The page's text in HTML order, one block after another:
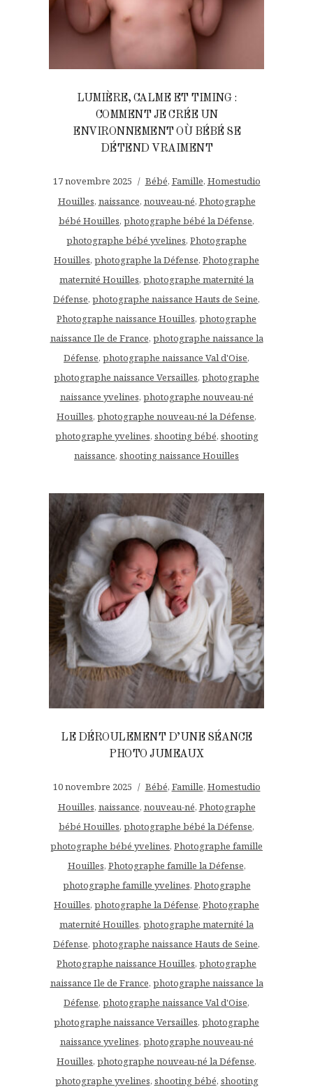
LUMIÈRE, CALME ET TIMING :
COMMENT JE CRÉE UN
ENVIRONNEMENT OÙ BÉBÉ SE
DÉTEND VRAIMENT
17 novembre 2025 Bébé, Famille, Homestudio
Houilles, naissance, nouveau-né, Photographe
bébé Houilles, photographe bébé la Défense,
photographe bébé yvelines, Photographe
Houilles, photographe la Défense, Photographe
maternité Houilles, photographe maternité la
Défense, photographe naissance Hauts de Seine,
Photographe naissance Houilles, photographe
naissance Ile de France, photographe naissance la
Défense, photographe naissance Val d'Oise,
photographe naissance Versailles, photographe
naissance yvelines, photographe nouveau-né
Houilles, photographe nouveau-né la Défense,
photographe yvelines, shooting bébé, shooting
naissance, shooting naissance Houilles
LE DÉROULEMENT D’UNE SÉANCE
PHOTO JUMEAUX
10 novembre 2025 Bébé, Famille, Homestudio
Houilles, naissance, nouveau-né, Photographe
bébé Houilles, photographe bébé la Défense,
photographe bébé yvelines, Photographe famille
Houilles, Photographe famille la Défense,
photographe famille yvelines, Photographe
Houilles, photographe la Défense, Photographe
maternité Houilles, photographe maternité la
Défense, photographe naissance Hauts de Seine,
Photographe naissance Houilles, photographe
naissance Ile de France, photographe naissance la
Défense, photographe naissance Val d'Oise,
photographe naissance Versailles, photographe
naissance yvelines, photographe nouveau-né
Houilles, photographe nouveau-né la Défense,
photographe yvelines, shooting bébé, shooting